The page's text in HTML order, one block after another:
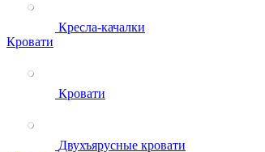
Кресла-качалки
Кровати
Кровати
Двухъярусные кровати